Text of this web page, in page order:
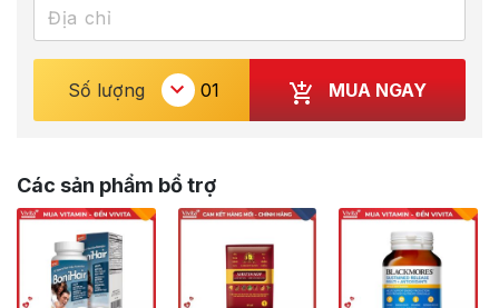
Số lượng MUA NGAY
Các sản phẩm bổ trợ